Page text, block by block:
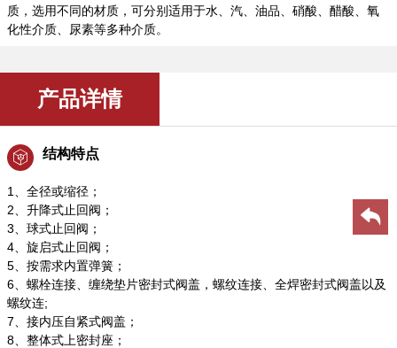
质，选用不同的材质，可分别适用于水、汽、油品、硝酸、醋酸、氧
化性介质、尿素等多种介质。
产品详情
结构特点
1、全径或缩径；
2、升降式止回阀；
3、球式止回阀；
4、旋启式止回阀；
5、按需求内置弹簧；
6、螺栓连接、缠绕垫片密封式阀盖，螺纹连接、全焊密封式阀盖以及
螺纹连;
7、接内压自紧式阀盖；
8、整体式上密封座；